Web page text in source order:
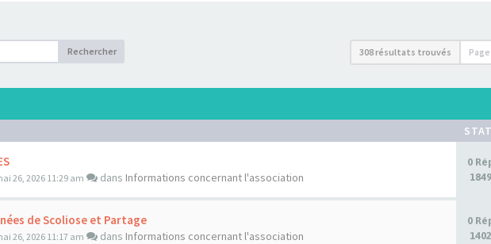
Rechercher 308 résultats trouvés Page
26, 2026 11:29 am dans Informations concernant l'association
0
de Scoliose et Partage
26, 2026 11:17 am dans Informations concernant l'association
0